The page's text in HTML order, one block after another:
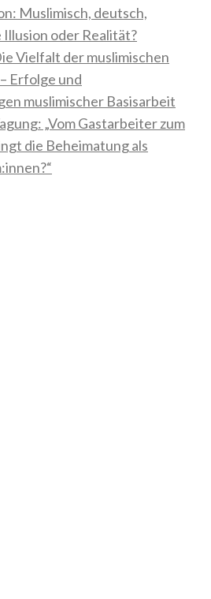
Muslimisch, deutsch,
oder Realität?
Vielfalt der muslimischen
Erfolge und
muslimischer Basisarbeit
„Vom Gastarbeiter zum
die Beheimatung als